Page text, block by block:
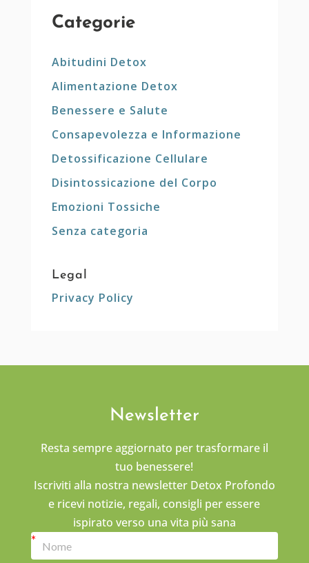
Categorie
Abitudini Detox
Alimentazione Detox
Benessere e Salute
Consapevolezza e Informazione
Detossificazione Cellulare
Disintossicazione del Corpo
Emozioni Tossiche
Senza categoria
Legal
Privacy Policy
Newsletter
Resta sempre aggiornato per trasformare il
tuo benessere!
Iscriviti alla nostra newsletter Detox Profondo
e ricevi notizie, regali, consigli per essere
ispirato verso una vita più sana